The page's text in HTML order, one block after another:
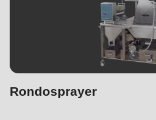
Rondosprayer